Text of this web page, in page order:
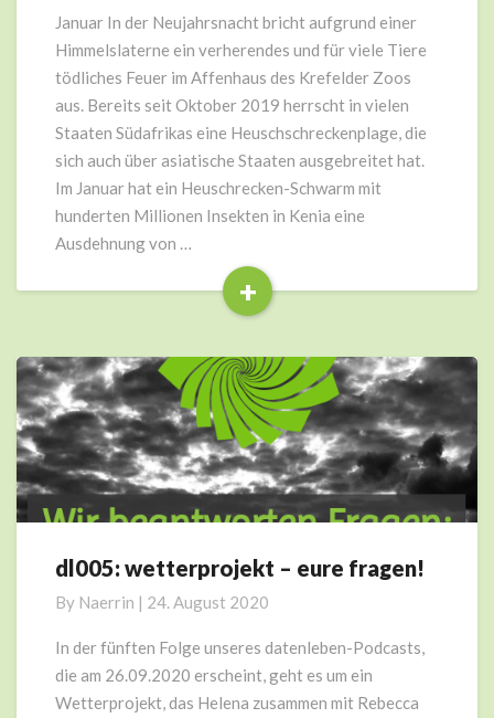
Januar In der Neujahrsnacht bricht aufgrund einer
Himmelslaterne ein verherendes und für viele Tiere
tödliches Feuer im Affenhaus des Krefelder Zoos
aus. Bereits seit Oktober 2019 herrscht in vielen
Staaten Südafrikas eine Heuschschreckenplage, die
sich auch über asiatische Staaten ausgebreitet hat.
Im Januar hat ein Heuschrecken-Schwarm mit
hunderten Millionen Insekten in Kenia eine
Ausdehnung von …
+
Read
dl005:
wetterprojekt
–
eure
dl005: wetterprojekt – eure fragen!
By Naerrin | 24. August 2020
In der fünften Folge unseres datenleben-Podcasts,
die am 26.09.2020 erscheint, geht es um ein
Wetterprojekt, das Helena zusammen mit Rebecca